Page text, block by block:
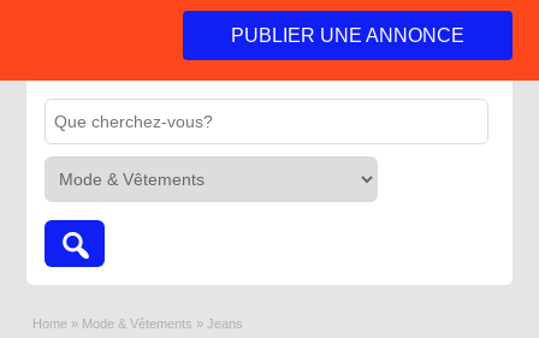
PUBLIER UNE ANNONCE
Home » Mode & Vêtements » Jeans